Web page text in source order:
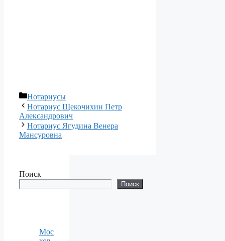
Рубрики
Нотариусы
Нотариус Щекочихин Петр
Александрович
Нотариус Ягудина Венера
Мансуровна
Поиск
Поиск
Мос